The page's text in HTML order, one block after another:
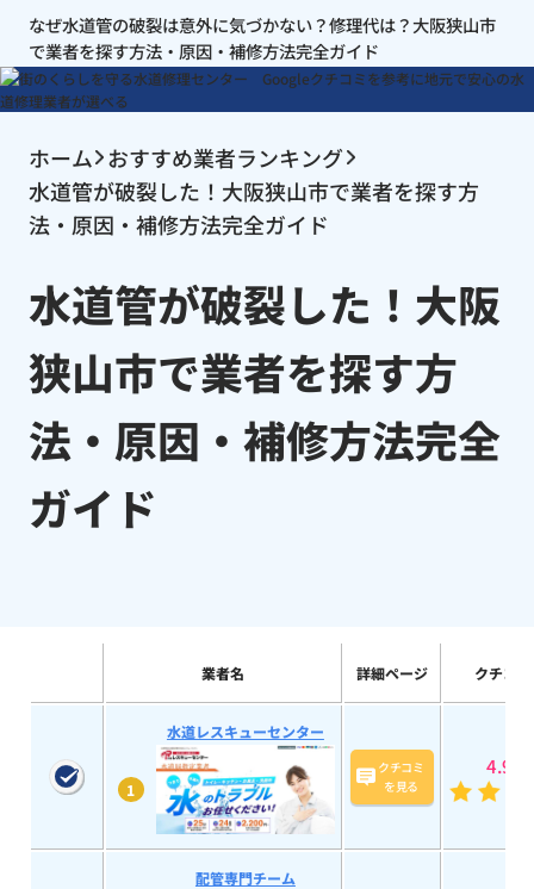
なぜ水道管の破裂は意外に気づかない？修理代は？大阪狭山市
で業者を探す方法・原因・補修方法完全ガイド
ホーム おすすめ業者ランキング
水道管が破裂した！大阪狭山市で業者を探す方
法・原因・補修方法完全ガイド
水道管が破裂した！大阪
狭山市で業者を探す方
法・原因・補修方法完全
ガイド
業者名 詳細ページ クチコ
1
水道レスキューセンター
クチコミ
を見る
4.9
配管専門チーム